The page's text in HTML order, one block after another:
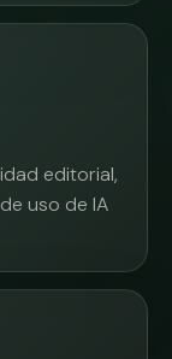
editorial,
uso de IA